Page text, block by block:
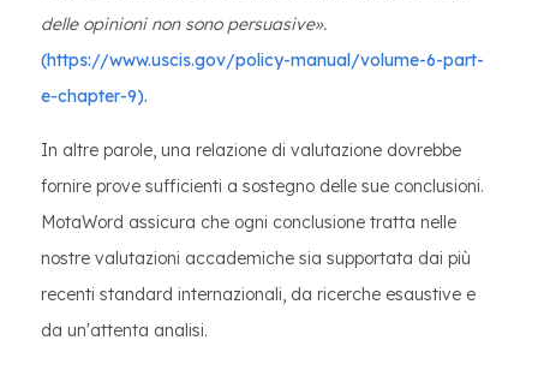
delle opinioni non sono persuasive».
(https://www.uscis.gov/policy-manual/volume-6-part-
e-chapter-9).
In altre parole, una relazione di valutazione dovrebbe
fornire prove sufficienti a sostegno delle sue conclusioni.
MotaWord assicura che ogni conclusione tratta nelle
nostre valutazioni accademiche sia supportata dai più
recenti standard internazionali, da ricerche esaustive e
da un'attenta analisi.